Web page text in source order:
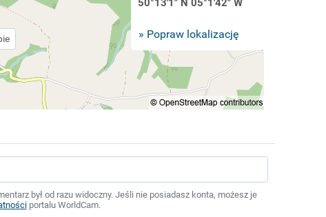
50°13'1" N 05°1'42" W
» Popraw lokalizację
był od razu widoczny. Jeśli nie posiadasz konta, możesz je
portalu WorldCam.